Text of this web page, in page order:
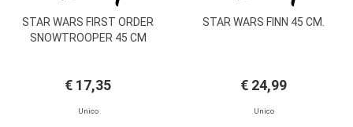
STAR WARS FIRST ORDER
SNOWTROOPER 45 CM
€ 17,35
Unico
STAR WARS FINN 45 CM.
€ 24,99
Unico